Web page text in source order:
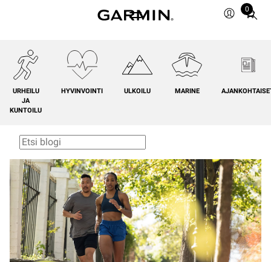
0
Total
0
URHEILU
JA
KUNTOILU
HYVINVOINTI ULKOILU MARINE